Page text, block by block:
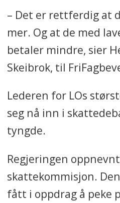
– Det er rettferdig at
mer. Og at de med
betaler mindre, sier
Skeibrok, til
Lederen for LOs
seg nå inn i
tyngde.
Regjeringen
skattekommisjon.
fått i oppdrag å peke